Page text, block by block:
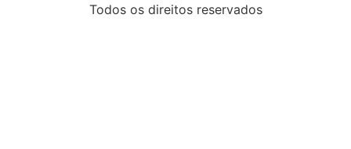
Todos os direitos reservados